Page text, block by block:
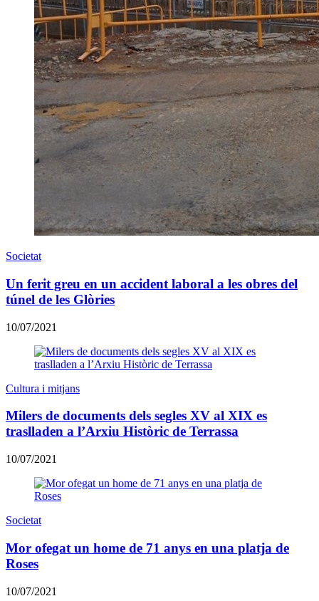
Societat
Un ferit greu en un accident laboral a les obres del
túnel de les Glòries
10/07/2021
Cultura i mitjans
Milers de documents dels segles XV al XIX es
traslladen a l’Arxiu Històric de Terrassa
10/07/2021
Societat
Mor ofegat un home de 71 anys en una platja de
Roses
10/07/2021